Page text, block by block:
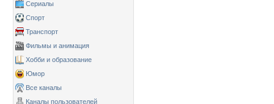
Сериалы
Спорт
Транспорт
Фильмы и анимация
Хобби и образование
Юмор
Все каналы
Каналы пользователей